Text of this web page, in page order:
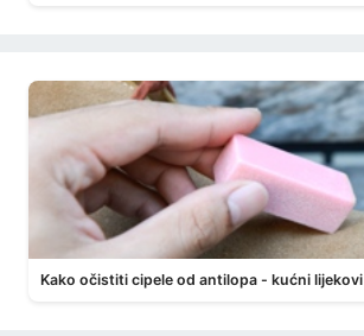
Kako očistiti cipele od antilopa - kućni lijekovi